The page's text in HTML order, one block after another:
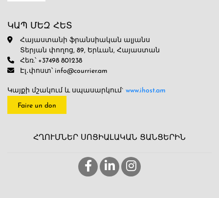
ԿԱՊ ՄԵԶ ՀԵՏ
Հայաստանի ֆրանսիական ալյանս
Տերյան փողոց, 89, Երևան, Հայաստան
Հեռ.՝ +37498 801238
Էլ․փոստ՝ info@courrier.am
Կայքի մշակում և սպասարկում` www.ihost.am
Faire un don
ՀՂՈՒՄՆԵՐ ՍՈՑԻԱԼԱԿԱՆ ՑԱՆՑԵՐԻՆ